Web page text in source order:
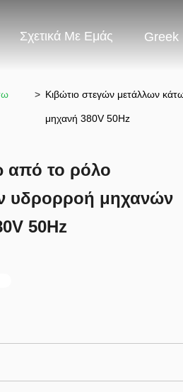
Σχετικά Με Εμάς Greek
> Κιβώτιο στεγών μετάλλων
μηχανή 380V 50Hz
από το ρόλο
υδρορροή μηχανών
50Hz